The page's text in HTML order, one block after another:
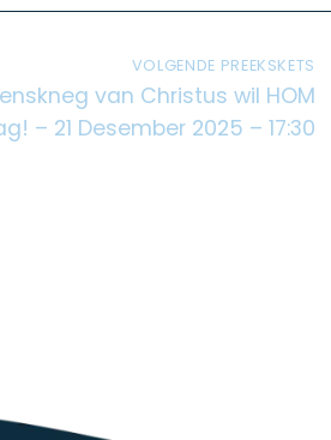
VOLGENDE PREEKSKETS
van Christus wil HOM
– 21 Desember 2025 – 17:30